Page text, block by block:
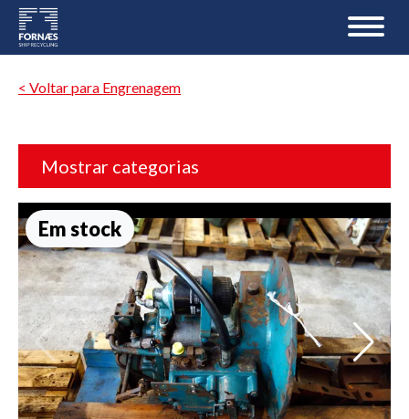
< Voltar para Engrenagem
Mostrar categorias
Em stock